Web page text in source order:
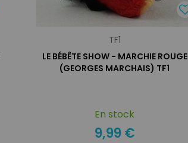
TF1
LE BÉBÊTE SHOW - MARCHIE ROUGE
(GEORGES MARCHAIS) TF1
En stock
9,99 €